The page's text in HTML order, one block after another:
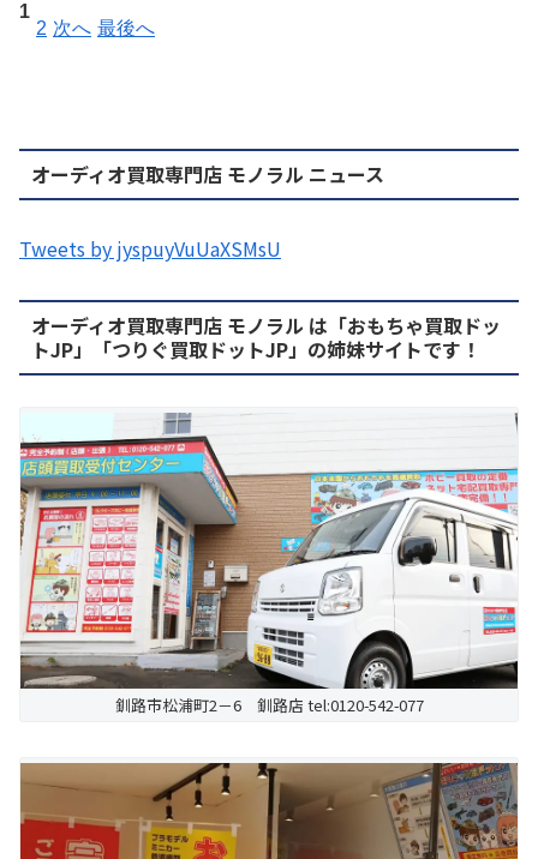
1
2 次へ 最後へ
オーディオ買取専門店 モノラル ニュース
Tweets by jyspuyVuUaXSMsU
オーディオ買取専門店 モノラル は「おもちゃ買取ドッ
トJP」「つりぐ買取ドットJP」の姉妹サイトです！
釧路市松浦町2－6 釧路店 tel:0120-542-077